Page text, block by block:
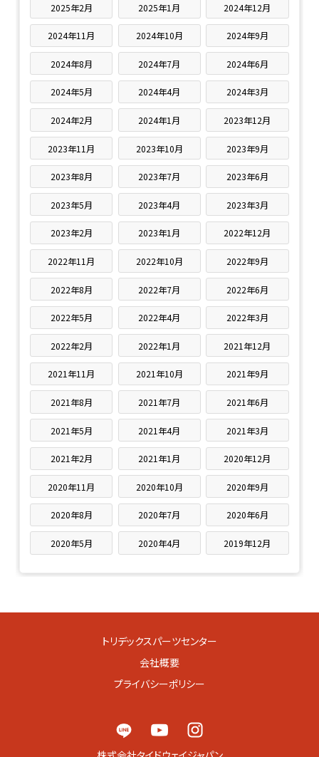
2025年2月 2025年1月 2024年12月
2024年11月 2024年10月 2024年9月
2024年8月 2024年7月 2024年6月
2024年5月 2024年4月 2024年3月
2024年2月 2024年1月 2023年12月
2023年11月 2023年10月 2023年9月
2023年8月 2023年7月 2023年6月
2023年5月 2023年4月 2023年3月
2023年2月 2023年1月 2022年12月
2022年11月 2022年10月 2022年9月
2022年8月 2022年7月 2022年6月
2022年5月 2022年4月 2022年3月
2022年2月 2022年1月 2021年12月
2021年11月 2021年10月 2021年9月
2021年8月 2021年7月 2021年6月
2021年5月 2021年4月 2021年3月
2021年2月 2021年1月 2020年12月
2020年11月 2020年10月 2020年9月
2020年8月 2020年7月 2020年6月
2020年5月 2020年4月 2019年12月
トリデックスパーツセンター
会社概要
プライバシーポリシー